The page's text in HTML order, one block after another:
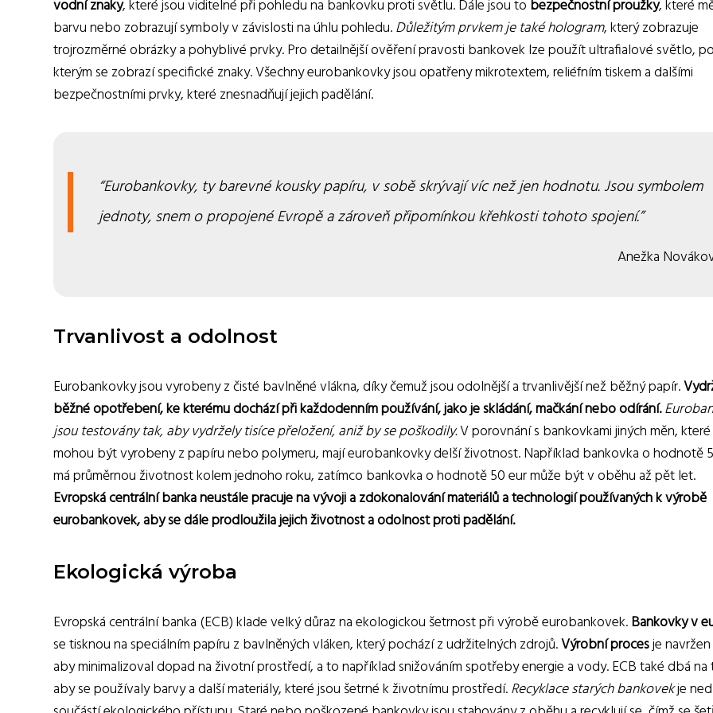
vodní znaky, které jsou viditelné při pohledu na bankovku proti světlu. Dále jsou to bezpečnostní proužky, které
barvu nebo zobrazují symboly v závislosti na úhlu pohledu.Důležitým prvkem je také hologram, který zobrazuje
trojrozměrné obrázky a pohyblivé prvky. Pro detailnější ověření pravosti bankovek lze použít ultrafialové světlo,
kterým se zobrazí specifické znaky. Všechny eurobankovky jsou opatřeny mikrotextem, reliéfním tiskem a dalšími
bezpečnostními prvky, které znesnadňují jejich padělání.
Eurobankovky, ty barevné kousky papíru, v sobě skrývají víc než jen hodnotu. Jsou symbolem
jednoty, snem o propojené Evropě a zároveň připomínkou křehkosti tohoto spojení.
Anežka
Trvanlivost a odolnost
Eurobankovky jsou vyrobeny z čisté bavlněné vlákna, díky čemuž jsou odolnější a trvanlivější než běžný papír.
běžné opotřebení, ke kterému dochází při každodenním používání, jako je skládání, mačkání nebo odírání.
jsou testovány tak, aby vydržely tisíce přeložení, aniž by se poškodily.V porovnání s bankovkami jiných měn, které
mohou být vyrobeny z papíru nebo polymeru, mají eurobankovky delší životnost. Například bankovka o hodnotě
má průměrnou životnost kolem jednoho roku, zatímco bankovka o hodnotě 50 eur může být v oběhu až pět let.
Evropská centrální banka neustále pracuje na vývoji a zdokonalování materiálů a technologií používaných k výrobě
eurobankovek, aby se dále prodloužila jejich životnost a odolnost proti padělání.
Ekologická výroba
Evropská centrální banka (ECB) klade velký důraz na ekologickou šetrnost při výrobě eurobankovek.Bankovky v
se tisknou na speciálním papíru z bavlněných vláken, který pochází z udržitelných zdrojů.Výrobní procesje
aby minimalizoval dopad na životní prostředí, a to například snižováním spotřeby energie a vody. ECB také dbá na
aby se používaly barvy a další materiály, které jsou šetrné k životnímu prostředí.Recyklace starých bankovekje